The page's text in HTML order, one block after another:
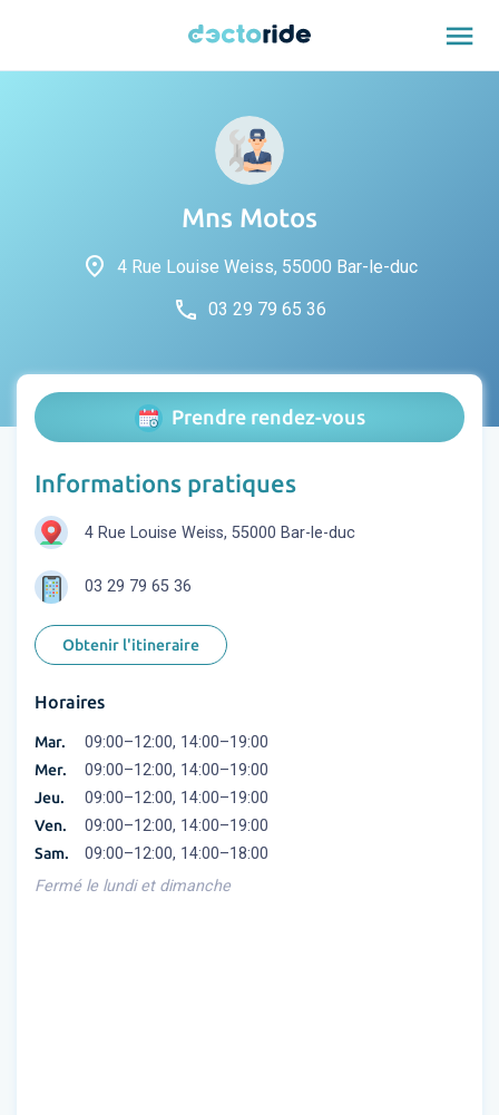
menu
Mns Motos
place 4 Rue Louise Weiss, 55000 Bar-le-duc
phone 03 29 79 65 36
Prendre rendez-vous
Informations pratiques
4 Rue Louise Weiss, 55000 Bar-le-duc
03 29 79 65 36
Obtenir l'itineraire
Horaires
Mar. 09:00–12:00, 14:00–19:00
Mer. 09:00–12:00, 14:00–19:00
Jeu. 09:00–12:00, 14:00–19:00
Ven. 09:00–12:00, 14:00–19:00
Sam.
09:00–12:00, 14:00–18:00
Fermé le lundi et dimanche